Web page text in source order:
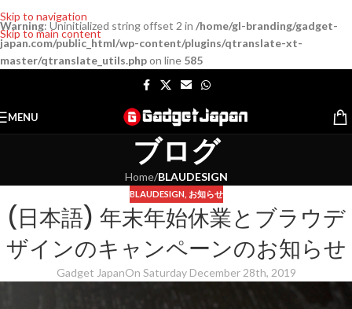
Warning: Uninitialized string offset 2 in /home/gl-branding/gadget-
japan.com/public_html/wp-content/plugins/qtranslate-xt-
master/qtranslate_utils.phpon line 585
Skip to navigation
Skip to main content
MENU
ブログ
Home/BLAUDESIGN
BLAUDESIGN お知らせ
(日本語) 年末年始休業とブラウデ
ザインのキャンペーンのお知らせ
Gadget JapanOn Saturday December 28th, 2019